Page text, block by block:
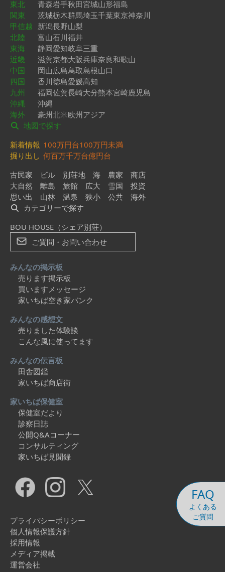
FAQ
よくある
ご質問
東北
青森岩手秋田宮城山形福島
関東
茨城栃木群馬埼玉千葉東京神奈川
甲信越 新潟長野山梨
北陸
富山石川福井
東海
静岡愛知岐阜三重
近畿
滋賀京都大阪兵庫奈良和歌山
中国
岡山広島鳥取島根山口
四国
香川徳島愛媛高知
九州
福岡佐賀長崎大分熊本宮崎鹿児島
沖縄
沖縄
海外
豪州北米欧州アジア
地図で探す
新着情報 100万円台100万円未満
掘り出し 何百万千万台億円台
古民家
ビル 別荘地 海 農家
商店
大自然
離島 旅館 広大 雪国
投資
思い出
山林 温泉 狭小 公共
海外
カテゴリーで探す
BOU HOUSE（シェア別荘）
ご質問・お問い合わせ
みんなの掲示板
売ります掲示板
買いますメッセージ
家いちば空き家バンク
みんなの感想文
売りました体験談
こんな風に使ってます
みんなの伝言板
田舎図鑑
家いちば商店街
家いちば保健室
保健室だより
診察日誌
公開Q&Aコーナー
コンサルティング
家いちば見聞録
プライバシーポリシー
個人情報保護方針
採用情報
メディア掲載
運営会社